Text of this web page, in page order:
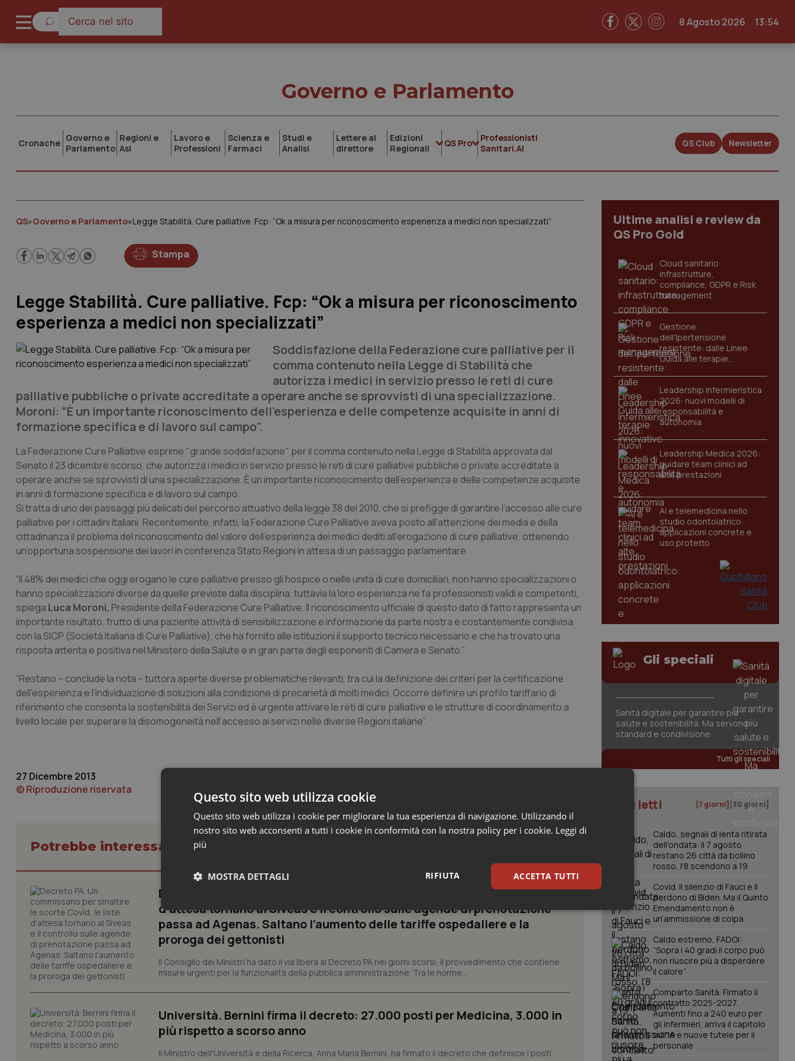
8 Agosto 2026 13:54
Governo e Parlamento
Cronache Governo e
Parlamento
Regioni e
Asl
Lavoro e
Professioni
Scienza e
Farmaci
Studi e
Analisi
Lettere al
direttore
Edizioni
Regionali
QS Pro
Professionisti
Sanitari.AI
QS Club Newsletter
QS»Governo e Parlamento»Legge Stabilità. Cure palliative. Fcp: “Ok a misura per riconoscimento esperienza a medici non specializzati”
Stampa
Legge Stabilità. Cure palliative. Fcp: “Ok a misura per riconoscimento
esperienza a medici non specializzati”
Soddisfazione della Federazione cure palliative per il
comma contenuto nella Legge di Stabilità che
autorizza i medici in servizio presso le reti di cure
palliative pubbliche o private accreditate a operare anche se sprovvisti di una specializzazione.
Moroni: “È un importante riconoscimento dell’esperienza e delle competenze acquisite in anni di
formazione specifica e di lavoro sul campo”.
La Federazione Cure Palliative esprime "grande soddisfazione" per il comma contenuto nella Legge di Stabilità approvata dal
Senato il 23 dicembre scorso, che autorizza i medici in servizio presso le reti di cure palliative pubbliche o private accreditate a
operare anche se sprovvisti di una specializzazione. È un importante riconoscimento dell’esperienza e delle competenze acquisite
in anni di formazione specifica e di lavoro sul campo.
Si tratta di uno dei passaggi più delicati del percorso attuativo della legge 38 del 2010, che si prefigge di garantire l’accesso alle cure
palliative per i cittadini Italiani. Recentemente, infatti, la Federazione Cure Palliative aveva posto all’attenzione dei media e della
cittadinanza il problema del riconoscimento del valore dell’esperienza dei medici dediti all’erogazione di cure palliative, ottenendo
un’opportuna sospensione dei lavori in conferenza Stato Regioni in attesa di un passaggio parlamentare.
“Il 48% dei medici che oggi erogano le cure palliative presso gli hospice o nelle unità di cure domiciliari, non hanno specializzazioni o
hanno specializzazioni diverse da quelle previste dalla disciplina, tuttavia la loro esperienza ne fa professionisti validi e competenti,
spiega Luca Moroni, Presidente della Federazione Cure Palliative. Il riconoscimento ufficiale di questo dato di fatto rappresenta un
importante risultato, frutto di una paziente attività di sensibilizzazione e informazione da parte nostra e costantemente condivisa
con la SICP (Società Italiana di Cure Palliative), che ha fornito alle istituzioni il supporto tecnico necessario e che ha trovato una
risposta attenta e positiva nel Ministero della Salute e in gran parte degli esponenti di Camera e Senato.”
“Restano – conclude la nota – tuttora aperte diverse problematiche rilevanti, tra cui la definizione dei criteri per la certificazione
dell’esperienza e l’individuazione di soluzioni alla condizione di precarietà di molti medici. Occorre definire un profilo tariffario di
riferimento che consenta la sostenibilità dei Servizi ed è urgente attivare le reti di cure palliative e le strutture di coordinamento a
livello locale per superare la disomogeneità nell’accesso ai servizi nelle diverse Regioni italiane”.
27 Dicembre 2013
© Riproduzione riservata
Potrebbe interessarti in Governo e Parlamento
Decreto PA. Un commissario per smaltire le scorte Covid, le liste
d’attesa tornano al Siveas e il controllo sulle agende di prenotazione
passa ad Agenas. Saltano l’aumento delle tariffe ospedaliere e la
proroga dei gettonisti
Il Consiglio dei Ministri ha dato il via libera al Decreto PA nei giorni scorsi, il provvedimento che contiene
misure urgenti per la funzionalità della pubblica amministrazione. Tra le norme...
Università. Bernini firma il decreto: 27.000 posti per Medicina, 3.000 in
più rispetto a scorso anno
Il Ministro dell'Università e della Ricerca, Anna Maria Bernini, ha firmato il decreto che definisce i posti
Ultime analisi e review da
QS Pro Gold
Cloud sanitario:
infrastrutture,
compliance, GDPR e Risk
management
Gestione
dell'Ipertensione
resistente: dalle Linee
Guida alle terapie
innovative
Leadership Infermieristica
2026: nuovi modelli di
responsabilità e
autonomia
Leadership Medica 2026:
guidare team clinici ad
alte prestazioni
AI e telemedicina nello
studio odontoiatrico:
applicazioni concrete e
uso protetto
Gli speciali
Sanità digitale per garantire più
salute e sostenibilità. Ma servono
standard e condivisione
Tutti gli speciali
I più letti [7 giorni] [30 giorni]
Caldo, segnali di lenta ritirata
dell'ondata: il 7 agosto
restano 26 città da bollino
rosso, l'8 scendono a 19
Covid. Il silenzio di Fauci e il
perdono di Biden. Ma il Quinto
Emendamento non è
un’ammissione di colpa
Caldo estremo, FADOI:
“Sopra i 40 gradi il corpo può
non riuscire più a disperdere
il calore”
Comparto Sanità. Firmato il
contratto 2025-2027.
Aumenti fino a 240 euro per
gli infermieri, arriva il capitolo
sull'IA e nuove tutele per il
personale
Questo sito web utilizza cookie
Questo sito web utilizza i cookie per migliorare la tua esperienza di navigazione. Utilizzando il
nostro sito web acconsenti a tutti i cookie in conformità con la nostra policy per i cookie. Leggi di
più
ACCETTA TUTTI
RIFIUTA
MOSTRA DETTAGLI
Necessari Statistici Marketing
Necessari Statistici Marketing
I cookie necessari contribuiscono a rendere fruibile il sito web abilitandone funzionalità di base quali la navigazione sulle pagine
e l'accesso alle aree protette del sito. Il sito web non è in grado di funzionare correttamente senza questi cookie.